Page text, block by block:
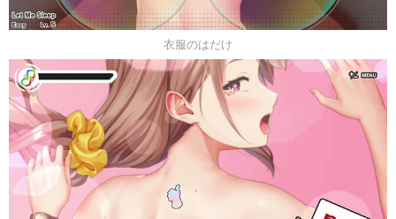
衣服のはだけ